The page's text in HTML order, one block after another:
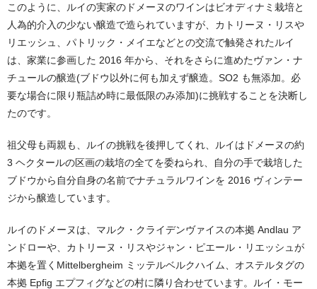
このように、ルイの実家のドメーヌのワインはビオディナミ栽培と
人為的介入の少ない醸造で造られていますが、カトリーヌ・リスや
リエッシュ、パトリック・メイエなどとの交流で触発されたルイ
は、家業に参画した 2016 年から、それをさらに進めたヴァン・ナ
チュールの醸造(ブドウ以外に何も加えず醸造。SO2 も無添加。必
要な場合に限り瓶詰め時に最低限のみ添加)に挑戦することを決断し
たのです。
祖父母も両親も、ルイの挑戦を後押してくれ、ルイはドメーヌの約
3 ヘクタールの区画の栽培の全てを委ねられ、自分の手で栽培した
ブドウから自分自身の名前でナチュラルワインを 2016 ヴィンテー
ジから醸造しています。
ルイのドメーヌは、マルク・クライデンヴァイスの本拠 Andlau ア
ンドローや、カトリーヌ・リスやジャン・ピエール・リエッシュが
本拠を置くMittelbergheim ミッテルベルクハイム、オステルタグの
本拠 Epfig エプフィグなどの村に隣り合わせています。ルイ・モー